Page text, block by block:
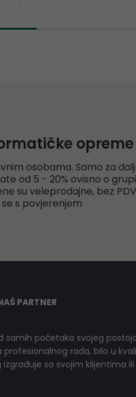
opreme
osobama. Samo za
od 5 - 20% ovisno o grupi
su veleprodajne, bez
s povjerenjem
PARTNER
samih početaka svojeg
profesionalnog rada, bilo u
izgrađuje sa svojim klijentima